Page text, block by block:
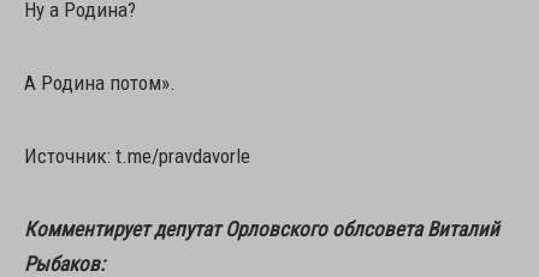
Ну а Родина?
А Родина потом».
Источник: t.me/pravdavorle
Комментирует депутат Орловского облсовета Виталий
Рыбаков: